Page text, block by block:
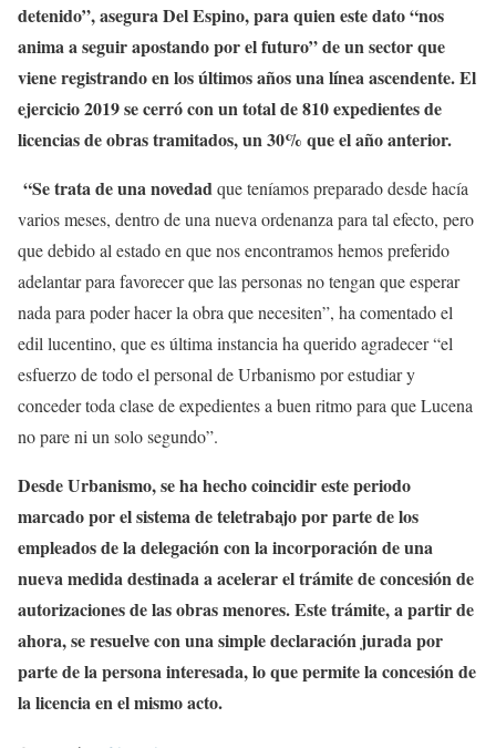
detenido”, asegura Del Espino, para quien este dato “nos
anima a seguir apostando por el futuro” de un sector que
viene registrando en los últimos años una línea ascendente. El
ejercicio 2019 se cerró con un total de 810 expedientes de
licencias de obras tramitados, un 30% que el año anterior.
“Se trata de una novedad que teníamos preparado desde hacía
varios meses, dentro de una nueva ordenanza para tal efecto, pero
que debido al estado en que nos encontramos hemos preferido
adelantar para favorecer que las personas no tengan que esperar
nada para poder hacer la obra que necesiten”, ha comentado el
edil lucentino, que es última instancia ha querido agradecer “el
esfuerzo de todo el personal de Urbanismo por estudiar y
conceder toda clase de expedientes a buen ritmo para que Lucena
no pare ni un solo segundo”.
Desde Urbanismo, se ha hecho coincidir este periodo
marcado por el sistema de teletrabajo por parte de los
empleados de la delegación con la incorporación de una
nueva medida destinada a acelerar el trámite de concesión de
autorizaciones de las obras menores. Este trámite, a partir de
ahora, se resuelve con una simple declaración jurada por
parte de la persona interesada, lo que permite la concesión de
la licencia en el mismo acto.